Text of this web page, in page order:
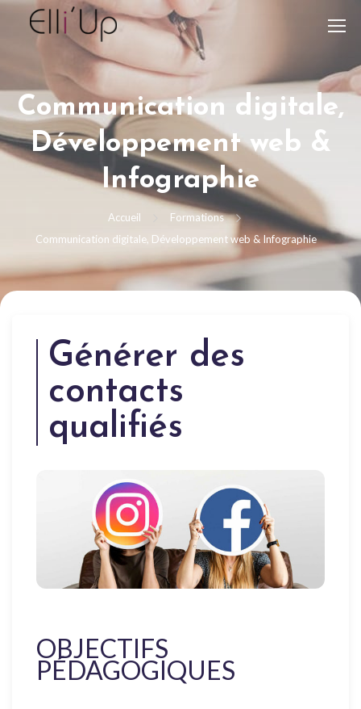
Communication digitale,
Développement web &
Infographie
Accueil
Formations
Communication digitale, Développement web & Infographie
Générer des
contacts
qualifiés
OBJECTIFS
PÉDAGOGIQUES